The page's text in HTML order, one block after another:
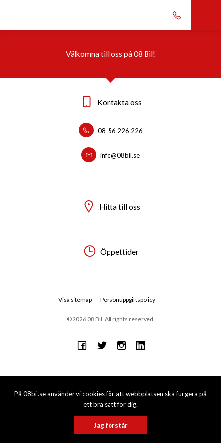
På 08bil.se använder vi cookies för att webbplatsen ska fungera på
ett bra sätt för dig.
Jag förstår
Välkomna till oss på 08 Bil!
Kontakta oss
08-56 226 226
info@08bil.se
Hitta till oss
Öppettider
© 2026 08 Bil. All rights reserved.
Visa sitemap Personuppgiftspolicy